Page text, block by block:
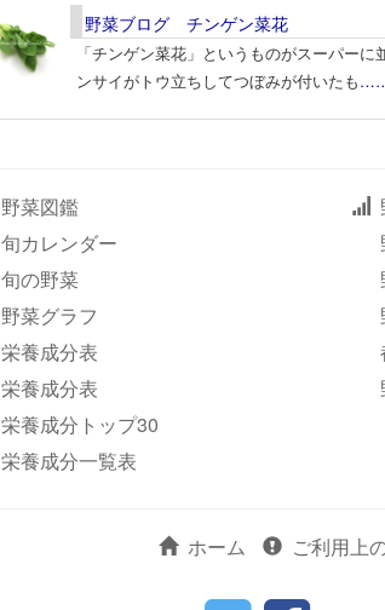
野菜ブログ チンゲン菜花
「チンゲン菜花」というものがスーパー
ンサイがトウ立ちしてつぼみが付いたも……
野菜図鑑
旬カレンダー
旬の野菜
野菜グラフ
栄養成分表
栄養成分表
栄養成分トップ30
栄養成分一覧表
ホーム ご利用上